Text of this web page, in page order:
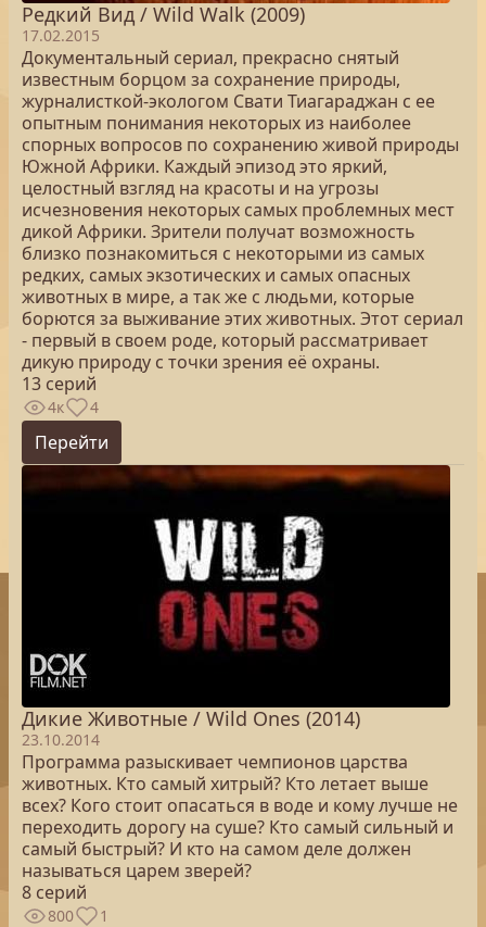
Редкий Вид / Wild Walk (2009)
17.02.2015
Документальный сериал, прекрасно снятый
известным борцом за сохранение природы,
журналисткой-экологом Свати Тиагараджан с ее
опытным понимания некоторых из наиболее
спорных вопросов по сохранению живой природы
Южной Африки. Каждый эпизод это яркий,
целостный взгляд на красоты и на угрозы
исчезновения некоторых самых проблемных мест
дикой Африки. Зрители получат возможность
близко познакомиться с некоторыми из самых
редких, самых экзотических и самых опасных
животных в мире, а так же с людьми, которые
борются за выживание этих животных. Этот сериал
- первый в своем роде, который рассматривает
дикую природу с точки зрения её охраны.
13 серий
4к 4
Перейти
Дикие Животные / Wild Ones (2014)
23.10.2014
Программа разыскивает чемпионов царства
животных. Кто самый хитрый? Кто летает выше
всех? Кого стоит опасаться в воде и кому лучше не
переходить дорогу на суше? Кто самый сильный и
самый быстрый? И кто на самом деле должен
называться царем зверей?
8 серий
800 1